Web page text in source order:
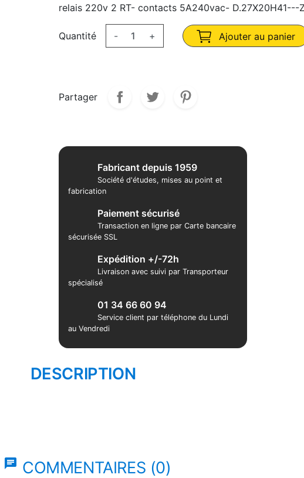
relais 220v 2 RT- contacts 5A240vac- D.27X20H41---
Quantité - + Ajouter au panier
Partager
Fabricant depuis 1959
Société d'études, mises au point et
fabrication
Paiement sécurisé
Transaction en ligne par Carte bancaire
sécurisée SSL
Expédition +/-72h
Livraison avec suivi par Transporteur
spécialisé
01 34 66 60 94
Service client par téléphone du Lundi
au Vendredi
DESCRIPTION
chat COMMENTAIRES (0)